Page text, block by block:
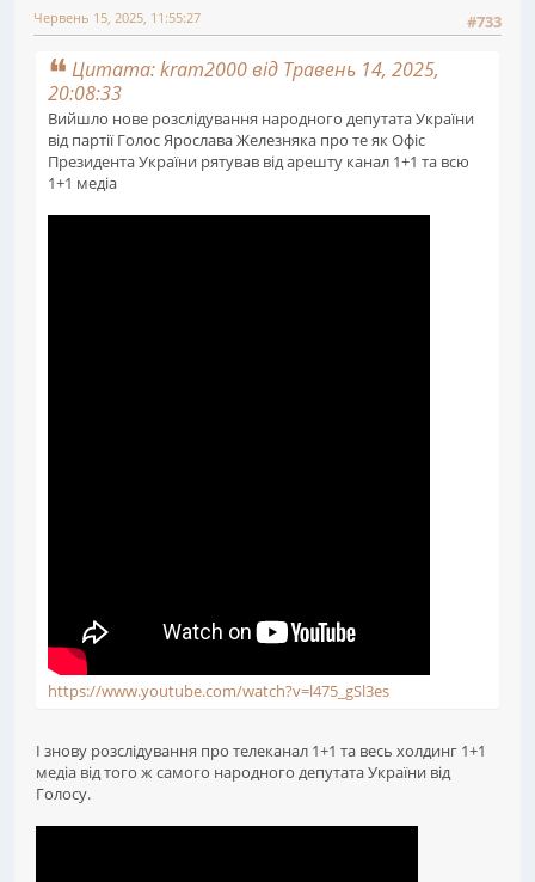
#733
Червень 15, 2025, 11:55:27
Цитата: kram2000 від Травень 14, 2025,
20:08:33
Вийшло нове розслідування народного депутата України
від партії Голос Ярослава Железняка про те як Офіс
Президента України рятував від арешту канал 1+1 та всю
1+1 медіа
https://www.youtube.com/watch?v=l475_gSl3es
І знову розслідування про телеканал 1+1 та весь холдинг 1+1
медіа від того ж самого народного депутата України від
Голосу.